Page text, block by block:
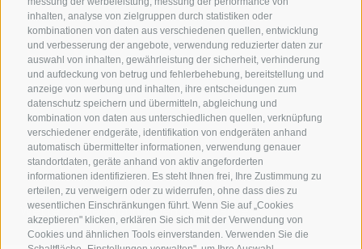
inhalten, analyse von zielgruppen durch statistiken oder
kombinationen von daten aus verschiedenen quellen, entwicklung
und verbesserung der angebote, verwendung reduzierter daten zur
auswahl von inhalten, gewährleistung der sicherheit, verhinderung
und aufdeckung von betrug und fehlerbehebung, bereitstellung und
anzeige von werbung und inhalten, ihre entscheidungen zum
datenschutz speichern und übermitteln, abgleichung und
kombination von daten aus unterschiedlichen quellen, verknüpfung
verschiedener endgeräte, identifikation von endgeräten anhand
automatisch übermittelter informationen, verwendung genauer
standortdaten, geräte anhand von aktiv angeforderten
informationen identifizieren. Es steht Ihnen frei, Ihre Zustimmung zu
erteilen, zu verweigern oder zu widerrufen, ohne dass dies zu
wesentlichen Einschränkungen führt. Wenn Sie auf „Cookies
akzeptieren" klicken, erklären Sie sich mit der Verwendung von
Cookies und ähnlichen Tools einverstanden. Verwenden Sie die
Wetter Ferienwohnungen Best-Price